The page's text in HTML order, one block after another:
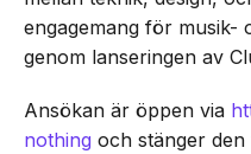
engagemang för musik-
genom lanseringen av
Ansökan är öppen via
nothing och stänger den